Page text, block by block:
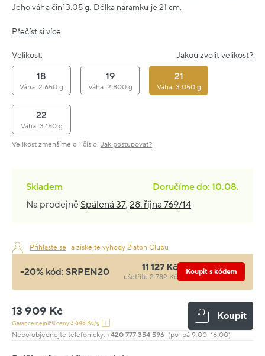
Jeho váha činí 3.05 g. Délka náramku je 21 cm.
Přečíst si více
Velikost: Jakou zvolit velikost?
18
Váha: 2.650 g
19
Váha: 2.800 g
21
Váha: 3.050 g
22
Váha: 3.150 g
Velikost zmenšíme o 1 číslo. Jak postupovat?
Skladem
Doručíme do: 10.08.
Na prodejně Spálená 37, 28. října 769/14
Přihlaste se a získejte výhody Zlaton Clubu
-20% kód: SRPEN20 11 127 Kč
ušetříte 2 782 Kč
Koupit s kódem
13 909 Kč
Garance nejnižší ceny:3 648 Kč/g
Koupit
Nebo objednejte telefonicky: +420 777 354 596 (po–pá 9:00–16:00)